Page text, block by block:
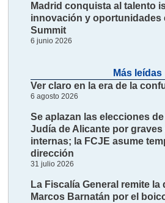
Madrid conquista al talento
innovación y oportunidades
Summit
6 junio 2026
Más leídas
Ver claro en la era de la
6 agosto 2026
Se aplazan las elecciones
Judía de Alicante por
internas; la FCJE asume
dirección
31 julio 2026
La Fiscalía General remite la
Marcos Barnatán por el